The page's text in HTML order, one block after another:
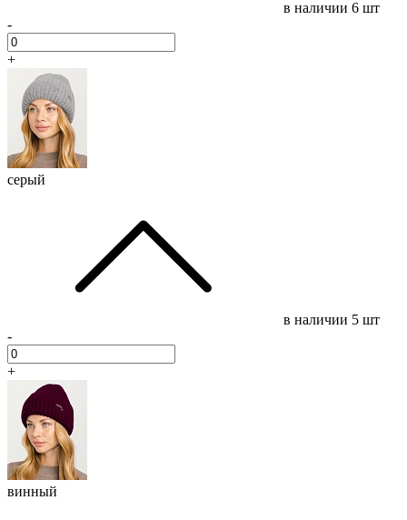
в наличии 6 шт
-
+
серый
в наличии 5 шт
-
+
винный